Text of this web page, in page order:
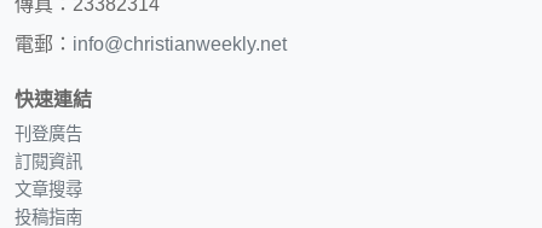
傳真：23382314
電郵： info@christianweekly.net
快速連結
刊登廣告
訂閱資訊
文章搜尋
投稿指南